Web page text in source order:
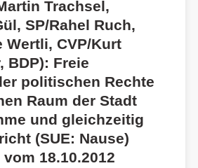
Trachsel,
SP/Rahel Ruch,
Wertli, CVP/Kurt
BDP): Freie
politischen Rechte
Raum der Stadt
und gleichzeitig
(SUE: Nause)
18.10.2012